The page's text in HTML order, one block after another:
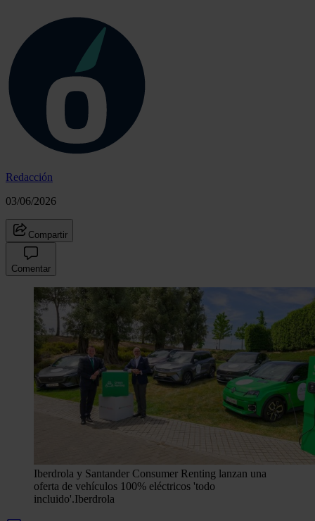
Redacción
03/06/2026
Compartir
Comentar
Iberdrola y Santander Consumer Renting lanzan una
oferta de vehículos 100% eléctricos 'todo
incluido'.Iberdrola